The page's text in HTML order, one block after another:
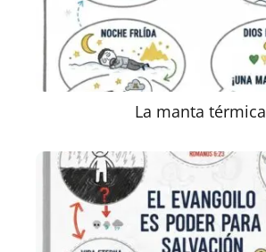
La manta térmica